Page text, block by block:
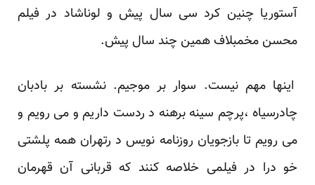
آستوریا چنین کرد سی سال پیش و لوناشاد در فیلم
محسن مخمبلاف همین چند سال پیش.
اینها مهم نیست. سوار بر موجیم. نشسته بر بادبان
چادرسیاه ،پرچم سینه برهنه د ردست داریم و می رویم و
می رویم تا بازجویان روزنامه نویس د رتهران همه پلشتی
خو درا در فیلمی خلاصه کنند که قربانی آن قهرمان